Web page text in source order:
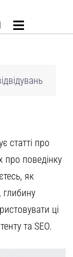
статті про
про поведінку
як
глибину
ці
та SEO.